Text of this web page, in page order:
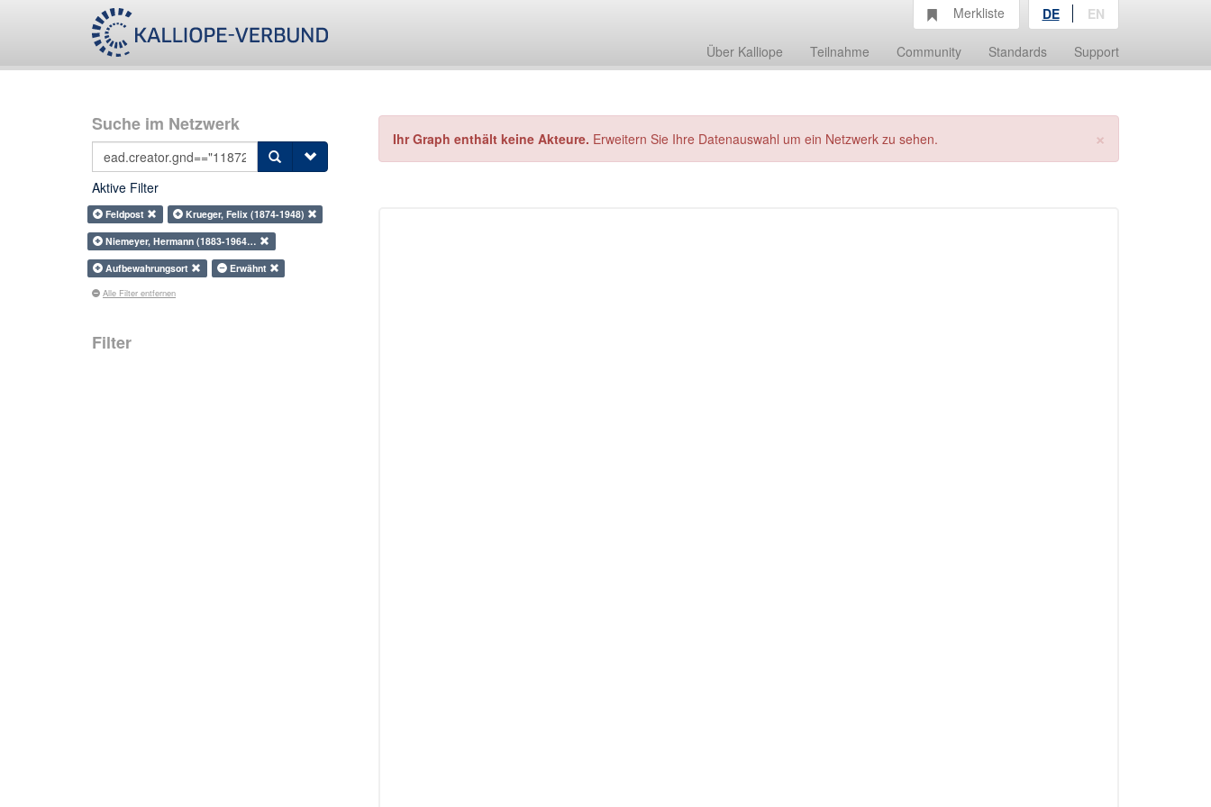
Über Kalliope Teilnahme Community Standards Support
Merkliste DE EN
Suche im Netzwerk
Aktive Filter
Feldpost
Krueger, Felix (1874-1948)
Niemeyer, Hermann (1883-1964…
Aufbewahrungsort
Erwähnt
Alle Filter entfernen
Filter
×
Ihr Graph enthält keine Akteure. Erweitern Sie Ihre Datenauswahl um ein Netzwerk zu sehen.